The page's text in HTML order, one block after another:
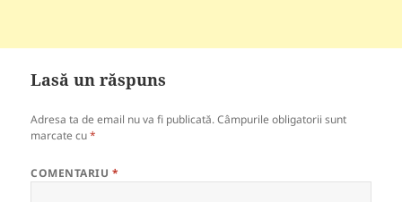
Lasă un răspuns
Adresa ta de email nu va fi publicată. Câmpurile obligatorii sunt
marcate cu*
COMENTARIU *